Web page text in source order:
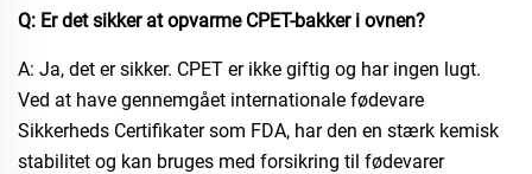
Q: Er det sikker at opvarme CPET-bakker i ovnen?
A: Ja, det er sikker. CPET er ikke giftig og har ingen lugt.
Ved at have gennemgået internationale fødevare
Sikkerheds Certifikater som FDA, har den en stærk kemisk
stabilitet og kan bruges med forsikring til fødevarer